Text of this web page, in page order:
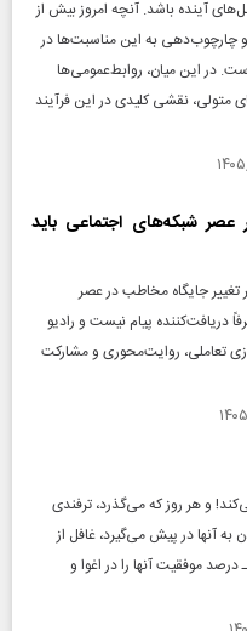
آینده باشد. آنچه امروز بیش از
چارچوب‌دهی به این مناسبت‌ها در
در این میان، روابط‌عمومی‌ها
متولی، نقشی کلیدی در این فرآیند
عصر شبکه‌های اجتماعی باید
تغییر جایگاه مخاطب در عصر
دریافت‌کننده پیام نیست و رادیو
تعاملی، روایت‌محوری و مشارکت
و هر روز که می‌گذرد، ترفندی
آنها در پیش می‌گیرد، غافل از
موفقیت آنها را در اغوا و